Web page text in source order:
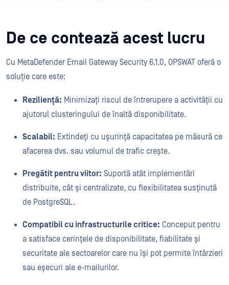
De ce contează acest lucru
Cu MetaDefender Email Gateway Security 6.1.0, OPSWAT oferă o
soluție care este:
Reziliență: Minimizați riscul de întrerupere a activității cu
ajutorul clusteringului de înaltă disponibilitate.
Scalabil: Extindeți cu ușurință capacitatea pe măsură ce
afacerea dvs. sau volumul de trafic crește.
Pregătit pentru viitor: Suportă atât implementări
distribuite, cât și centralizate, cu flexibilitatea susținută
de PostgreSQL.
Compatibil cu infrastructurile critice: Conceput pentru
a satisface cerințele de disponibilitate, fiabilitate și
securitate ale sectoarelor care nu își pot permite întârzieri
sau eșecuri ale e-mailurilor.